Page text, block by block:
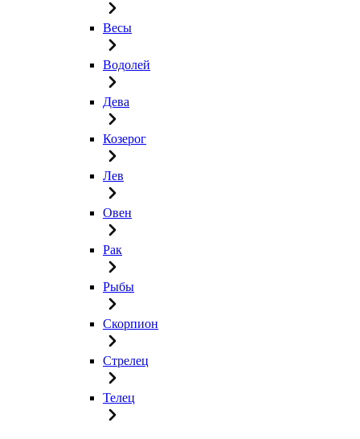
Весы
Водолей
Дева
Козерог
Лев
Овен
Рак
Рыбы
Скорпион
Стрелец
Телец